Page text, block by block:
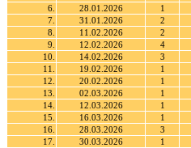
6.
28.01.2026 1
7.
31.01.2026 2
8.
11.02.2026 2
9.
12.02.2026 4
10.
14.02.2026 3
11.
19.02.2026 1
12.
20.02.2026 1
13.
02.03.2026 1
14.
12.03.2026 1
15.
16.03.2026 1
16.
28.03.2026 3
17.
30.03.2026 1